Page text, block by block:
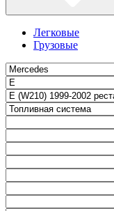
Легковые
Грузовые